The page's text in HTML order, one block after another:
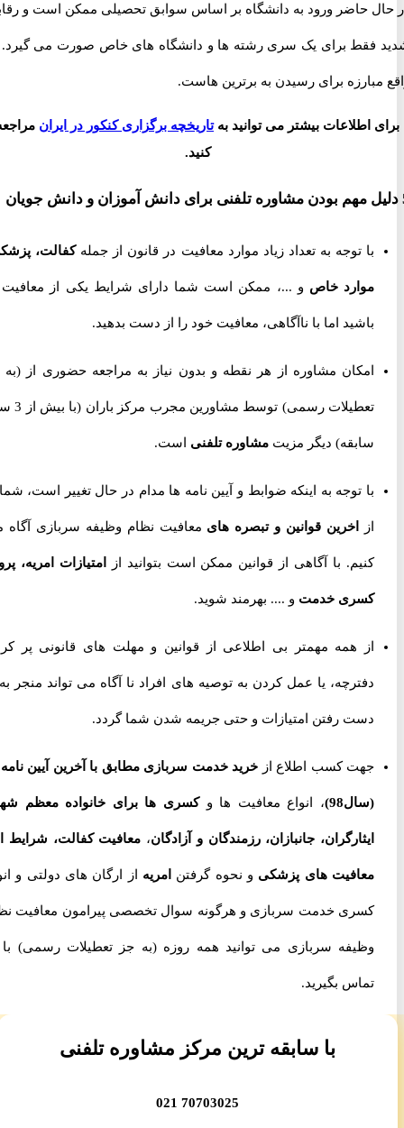
حاضر ورود به دانشگاه بر اساس سوابق تحصیلی ممکن است و رقابت
فقط برای یک سری رشته ها و دانشگاه های خاص صورت می گیرد. در
برای رسیدن به برترین هاست.
اطلاعات بیشتر می توانید بهتاریخچه برگزاری کنکور در ایران مراجعه
کنید.
با توجه به تعداد زیاد موارد معافیت در قانون از جملهکفالت، پزشکی،
موارد خاصو ...، ممکن است شما دارای شرایط یکی از معافیت ها
باشید اما با ناآگاهی، معافیت خود را از دست بدهید.
امکان مشاوره از هر نقطه و بدون نیاز به مراجعه حضوری از (به جز
تعطیلات رسمی) توسط مشاورین مجرب مرکز باران (با بیش از 3 سال
سابقه) دیگر مزیت مشاوره تلفنیاست.
با توجه به اینکه ضوابط و آیین نامه ها مدام در حال تغییر است، شما را
اخرین قوانین و تبصره هایمعافیت نظام وظیفه سربازی آگاه می
کنیم. با آگاهی از قوانین ممکن است بتوانید ازامتیازات امریه، پروژه
کسری خدمتو .... بهرمند شوید.
از همه مهمتر بی اطلاعی از قوانین و مهلت های قانونی پر کردن
دفترچه، یا عمل کردن به توصیه های افراد نا آگاه می تواند منجر به از
دست رفتن امتیازات و حتی جریمه شدن شما گردد.
جهت کسب اطلاع ازخرید خدمت سربازی مطابق با آخرین آیین نامه ها
(سال98) ، انواع معافیت ها و کسری ها برای خانواده معظم شهدا،
ایثارگران، جانبازان، رزمندگان و آزادگان،معافیت کفالت، شرایط اخذ
معافیت های پزشکیو نحوه گرفتن امریهاز ارگان های دولتی و انواع
کسری خدمت سربازی و هرگونه سوال تخصصی پیرامون معافیت نظام
وظیفه سربازی می توانید همه روزه (به جز تعطیلات رسمی) با ما
تماس بگیرید.
با سابقه ترین مرکز مشاوره تلفنی
70703025 021